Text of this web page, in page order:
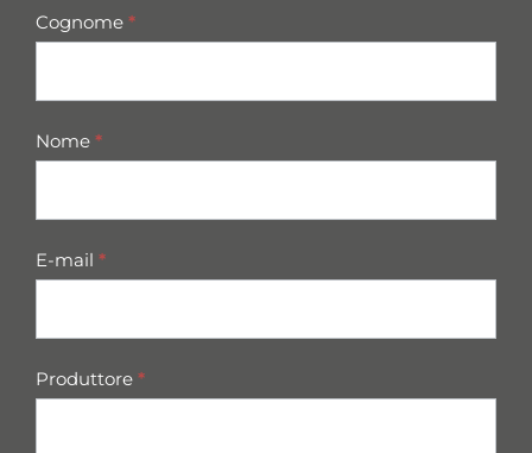
missing
Cognome *
Nome *
E-mail *
Produttore *